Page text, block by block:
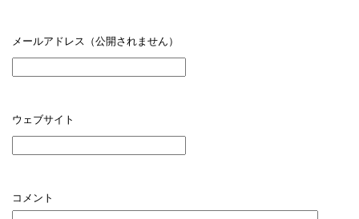
メールアドレス（公開されません）
ウェブサイト
コメント